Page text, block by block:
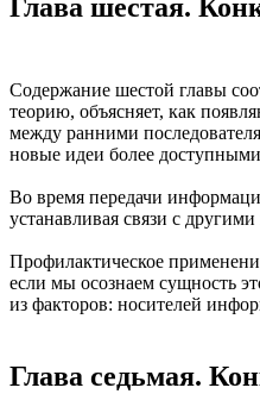
Глава шестая.
Содержание шестой главы
теорию, объясняет, как
между ранними
новые идеи более
Во время передачи
устанавливая связи с
Профилактическое
если мы осознаем сущность
из факторов: носителей
Глава седьмая.